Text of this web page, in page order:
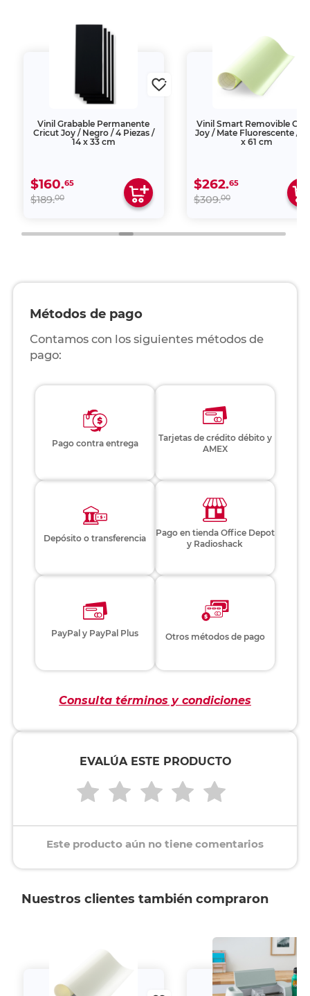
Vinil Grabable Permanente
Cricut Joy / Negro / 4 Piezas /
14 x 33 cm
$160.65
$189.00
Vinil Smart Removible
Joy / Mate Fluorescente /
x 61 cm
$262.65
$309.00
Métodos de pago
Contamos con los siguientes métodos de
pago:
Pago contra entrega
Tarjetas de crédito débito y
AMEX
Depósito o transferencia
Pago en tienda Office Depot
y Radioshack
PayPal y PayPal Plus Otros métodos de pago
Consulta términos y condiciones
EVALÚA ESTE PRODUCTO
Este producto aún no tiene comentarios
Nuestros clientes también compraron